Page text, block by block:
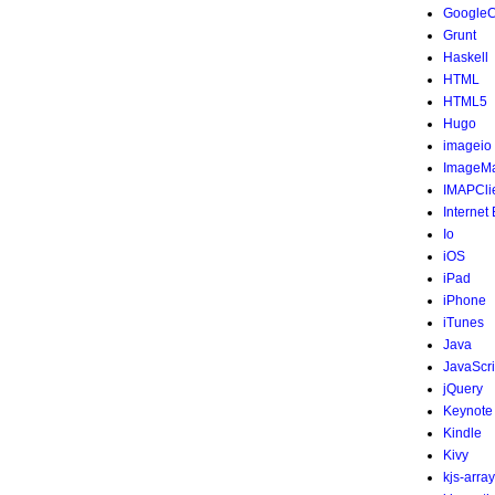
Grunt
Haskell
HTML
HTML5
Hugo
imageio
Internet
Io
iOS
iPad
iPhone
iTunes
Java
jQuery
Keynote
Kindle
Kivy
kjs-array